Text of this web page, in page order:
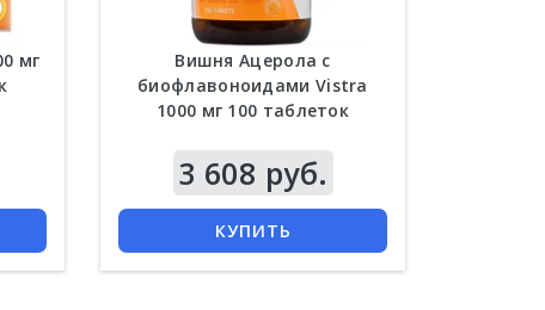
мг
Вишня Ацерола с
биофлавоноидами Vistra
1000 мг 100 таблеток
3 608 руб.
КУПИТЬ